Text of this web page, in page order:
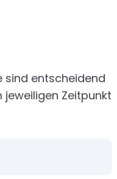
sind entscheidend
Zeitpunkt